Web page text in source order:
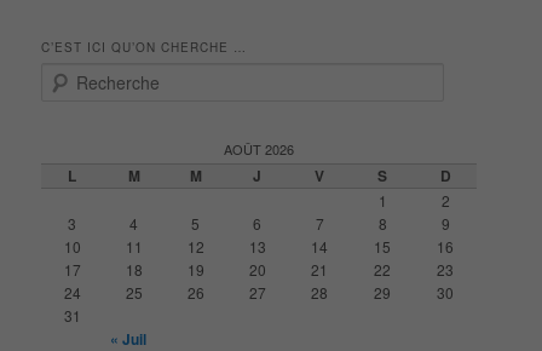
C’EST ICI QU’ON CHERCHE …
AOÛT 2026
L M M J V S D
1
2
3
4 5 6 7 8
9
10
11 12 13 14 15
16
17
18 19 20 21 22
23
24
25 26 27 28 29
30
31
« Juil